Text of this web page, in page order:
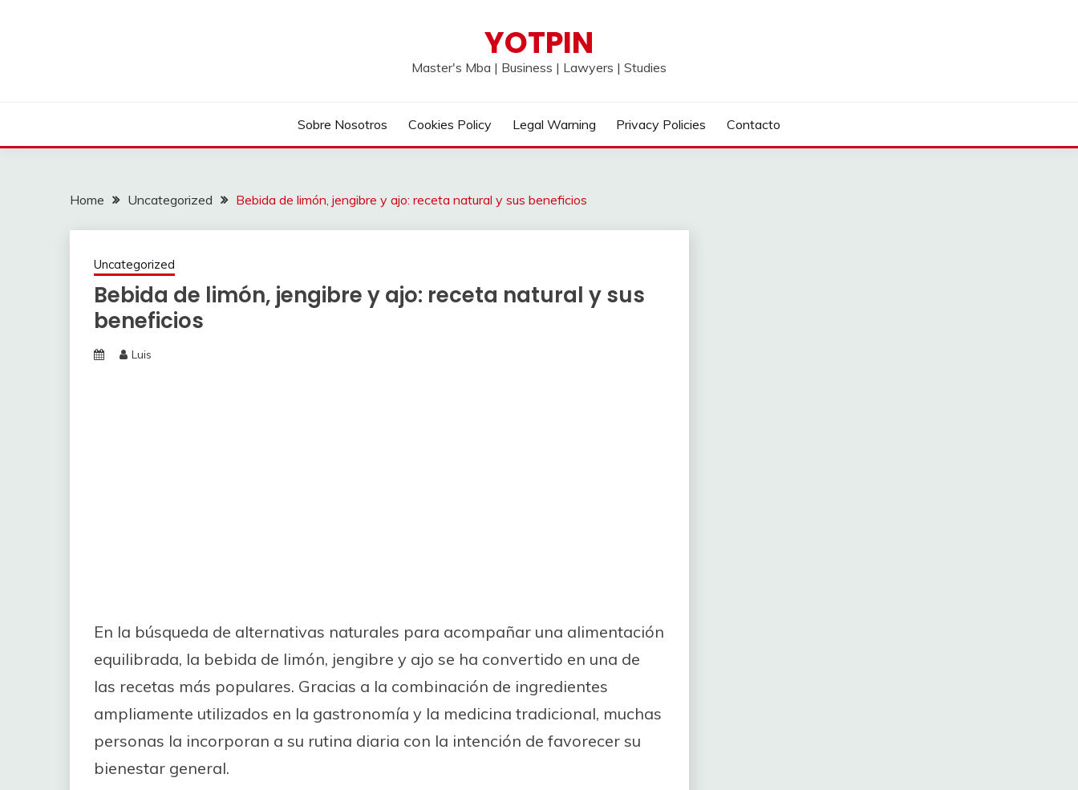
YOTPIN
Master's Mba | Business | Lawyers | Studies
Sobre Nosotros Cookies Policy Legal Warning Privacy Policies Contacto
Home Uncategorized Bebida de limón, jengibre y ajo: receta natural y sus beneficios
Uncategorized
Bebida de limón, jengibre y ajo: receta natural y sus
beneficios
Luis
En la búsqueda de alternativas naturales para acompañar una alimentación
equilibrada, la bebida de limón, jengibre y ajo se ha convertido en una de
las recetas más populares. Gracias a la combinación de ingredientes
ampliamente utilizados en la gastronomía y la medicina tradicional, muchas
personas la incorporan a su rutina diaria con la intención de favorecer su
bienestar general.